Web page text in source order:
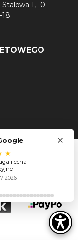
Stalowa 1, 10-
18
×
★
i cena
2026